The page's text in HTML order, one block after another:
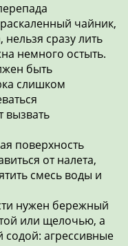
чайник,
сразу лить
немного остыть.
быть
слишком
вызвать
поверхность
от налета,
смесь воды и
нужен бережный
или щелочью, а
содой: агрессивные